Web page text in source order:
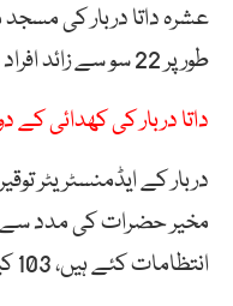
عشرہ داتا دربار کی
طور پر 22 سو سے زائد افراد نے درخواستیں جمع کرائی تھیں۔
داتا دربار کی کھدائی کے
دربار کے ایڈمنسٹریٹر
مخیر حضرات کی مدد
انتظامات کئے ہیں، 103 کیمپ اور چار یونٹ بنائے گئے ہیں۔